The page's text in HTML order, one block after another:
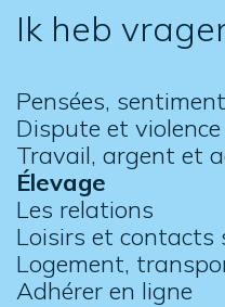
Ik heb
Pensées,
Dispute et violence
Travail, argent et
Élevage
Les relations
Loisirs et contacts
Logement,
Adhérer en ligne